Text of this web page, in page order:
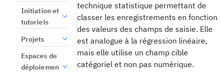
Initiation et
tutoriels
Projets
Espaces de
déploiemen
technique statistique permettant de
classer les enregistrements en fonction
des valeurs des champs de saisie. Elle
est analogue à la régression linéaire,
mais elle utilise un champ cible
catégoriel et non pas numérique.